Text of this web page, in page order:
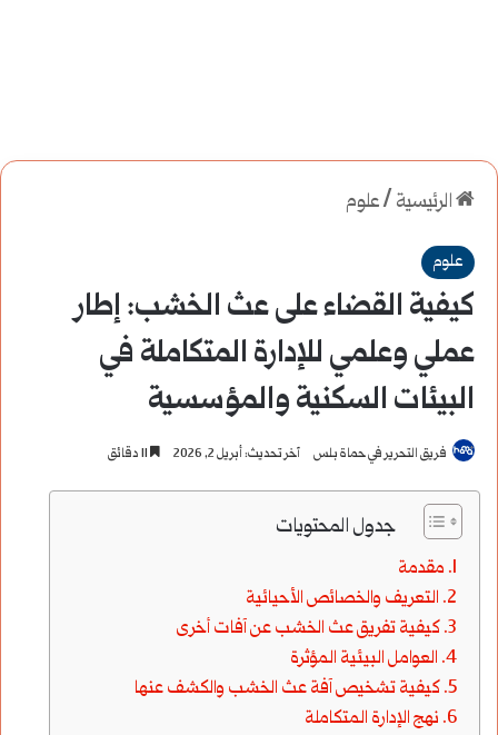
الرئيسية /علوم
علوم
كيفية القضاء على عث الخشب: إطار
عملي وعلمي للإدارة المتكاملة في
البيئات السكنية والمؤسسية
فريق التحرير في حماة بلس آخر تحديث: أبريل 2, 2026
جدول المحتويات
مقدمة
التعريف والخصائص الأحيائية
كيفية تفريق عث الخشب عن آفات أخرى
العوامل البيئية المؤثرة
كيفية تشخيص آفة عث الخشب والكشف عنها
نهج الإدارة المتكاملة